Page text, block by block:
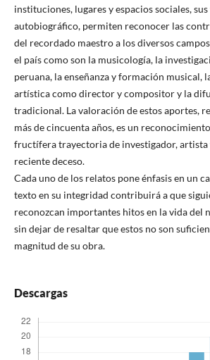
instituciones, lugares y espacios sociales,
autobiográfico, permiten reconocer las
del recordado maestro a los diversos
el país como son la musicología, la
peruana, la enseñanza y formación musical,
artística como director y compositor y la
tradicional. La valoración de estos aportes,
más de cincuenta años, es un
fructífera trayectoria de investigador, artista
reciente deceso.
Cada uno de los relatos pone énfasis en un
texto en su integridad contribuirá a que
reconozcan importantes hitos en la vida del
sin dejar de resaltar que estos no son
magnitud de su obra.
Descargas